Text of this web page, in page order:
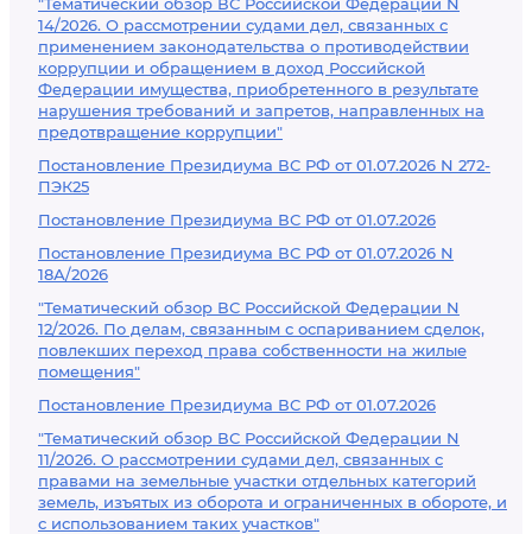
14/2026. О рассмотрении судами дел, связанных с
применением законодательства о противодействии
коррупции и обращением в доход Российской
Федерации имущества, приобретенного в результате
нарушения требований и запретов, направленных на
предотвращение коррупции"
Постановление Президиума ВС РФ от 01.07.2026 N 272-
ПЭК25
Постановление Президиума ВС РФ от 01.07.2026
Постановление Президиума ВС РФ от 01.07.2026 N
18А/2026
"Тематический обзор ВС Российской Федерации N
12/2026. По делам, связанным с оспариванием сделок,
повлекших переход права собственности на жилые
помещения"
Постановление Президиума ВС РФ от 01.07.2026
"Тематический обзор ВС Российской Федерации N
11/2026. О рассмотрении судами дел, связанных с
правами на земельные участки отдельных категорий
земель, изъятых из оборота и ограниченных в обороте, и
с использованием таких участков"